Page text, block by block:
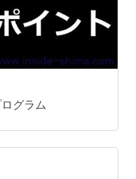
グラム